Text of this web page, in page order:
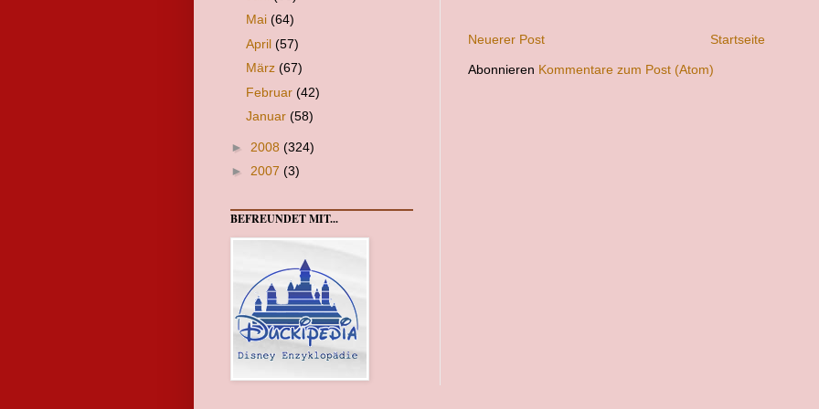
Neuerer Post Startseite
Abonnieren Kommentare zum Post (Atom)
Mai (64)
April (57)
März (67)
Februar (42)
Januar (58)
► 2008 (324)
► 2007 (3)
BEFREUNDET MIT...